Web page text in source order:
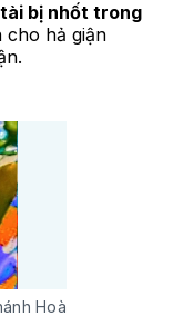
bị nhốt trong
cho hả giận
Hoà